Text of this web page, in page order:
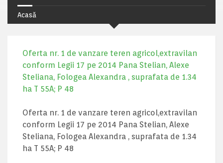
Acasă
Oferta nr. 1 de vanzare teren agricol,extravilan
conform Legii 17 pe 2014 Pana Stelian, Alexe
Steliana, Fologea Alexandra , suprafata de 1.34
ha T 55A; P 48
Oferta nr. 1 de vanzare teren agricol,extravilan
conform Legii 17 pe 2014 Pana Stelian, Alexe
Steliana, Fologea Alexandra , suprafata de 1.34
ha T 55A; P 48